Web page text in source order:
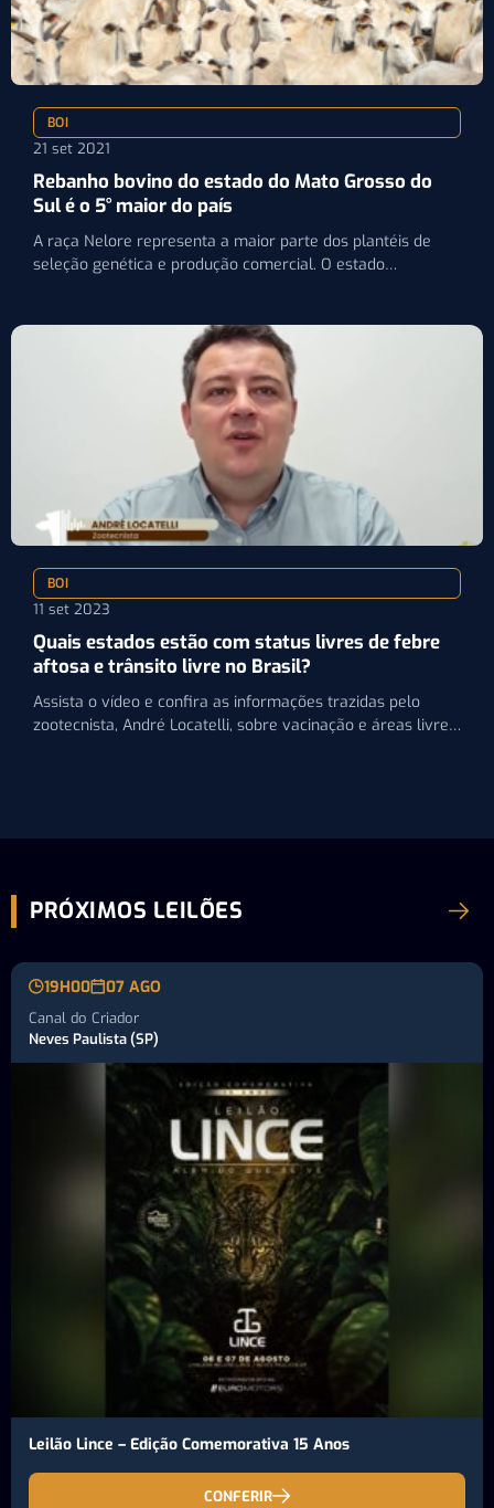
BOI
21 set 2021
Rebanho bovino do estado do Mato Grosso do
Sul é o 5° maior do país
A raça Nelore representa a maior parte dos plantéis de
seleção genética e produção comercial. O estado
BOI
11 set 2023
Quais estados estão com status livres de febre
aftosa e trânsito livre no Brasil?
Assista o vídeo e confira as informações trazidas pelo
zootecnista, André Locatelli, sobre vacinação e áreas livres
PRÓXIMOS LEILÕES
19H00 07 AGO
Canal do Criador
Neves Paulista (SP)
Leilão Lince – Edição Comemorativa 15 Anos
CONFERIR